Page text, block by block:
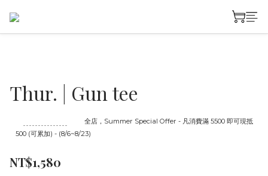
Thur. | Gun tee
全店，Summer Special Offer - 凡消費滿 5500 即可現抵
500 (可累加) - (8/6~8/23)
NT$1,580